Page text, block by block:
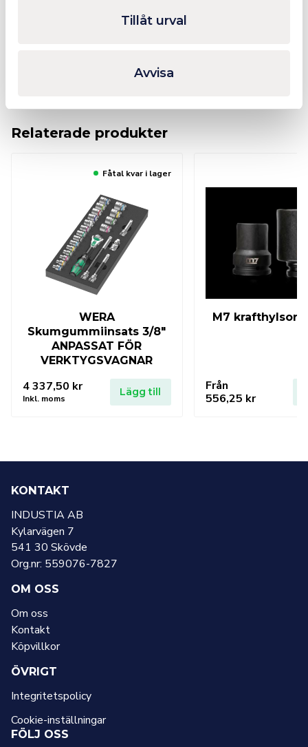
Tillåt urval
Avvisa
kanthylsats
Relaterade produkter
Fåtal kvar i lager
WERA
Skumgummiinsats 3/8″
ANPASSAT FÖR
VERKTYGSVAGNAR
4 337,50 kr
Inkl. moms
Lägg till
M7 krafthylsor
Från
556,25 kr
KONTAKT
INDUSTIA AB
Kylarvägen 7
541 30 Skövde
Org.nr: 559076-7827
OM OSS
Om oss
Kontakt
Köpvillkor
ÖVRIGT
Integritetspolicy
Cookie-inställningar
FÖLJ OSS